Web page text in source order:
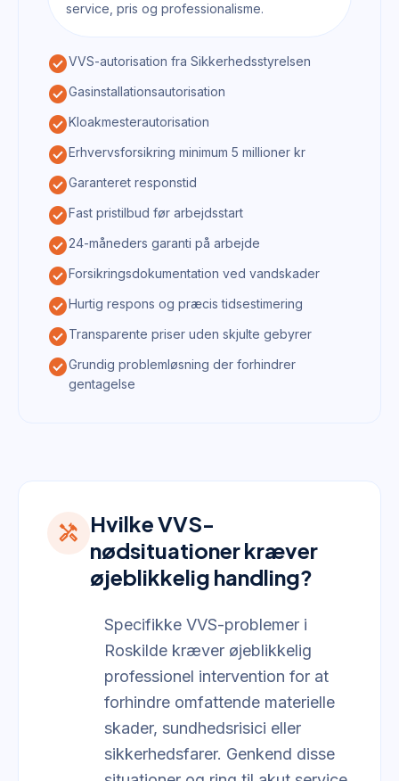
service, pris og professionalisme.
check_circleVVS-autorisation fra Sikkerhedsstyrelsen
check_circleGasinstallationsautorisation
check_circleKloakmesterautorisation
check_circleErhvervsforsikring minimum 5 millioner kr
check_circleGaranteret responstid
check_circleFast pristilbud før arbejdsstart
check_circle24-måneders garanti på arbejde
check_circleForsikringsdokumentation ved vandskader
check_circleHurtig respons og præcis tidsestimering
check_circleTransparente priser uden skjulte gebyrer
check_circleGrundig problemløsning der forhindrer
gentagelse
handyman Hvilke VVS-
nødsituationer kræver
øjeblikkelig handling?
Specifikke VVS-problemer i
Roskilde kræver øjeblikkelig
professionel intervention for at
forhindre omfattende materielle
skader, sundhedsrisici eller
sikkerhedsfarer. Genkend disse